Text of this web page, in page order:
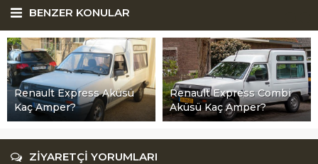
BENZER KONULAR
Renault Express Aküsü
Kaç Amper?
Renault Express Combi
Aküsü Kaç Amper?
ZİYARETÇİ YORUMLARI